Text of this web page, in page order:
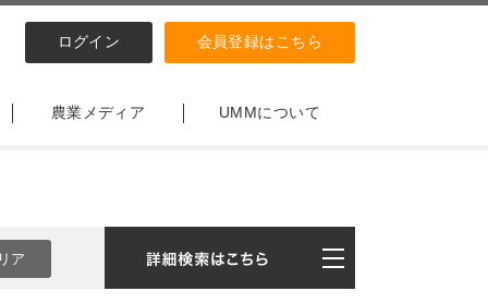
ログイン 会員登録はこちら
農業メディア UMMについて